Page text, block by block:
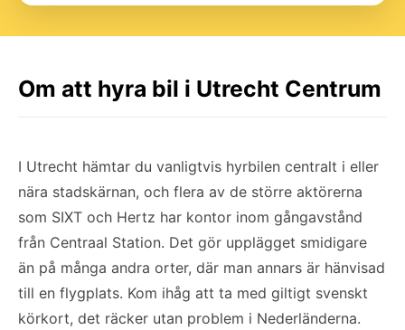
Om att hyra bil i Utrecht Centrum
I Utrecht hämtar du vanligtvis hyrbilen centralt i eller
nära stadskärnan, och flera av de större aktörerna
som SIXT och Hertz har kontor inom gångavstånd
från Centraal Station. Det gör upplägget smidigare
än på många andra orter, där man annars är hänvisad
till en flygplats. Kom ihåg att ta med giltigt svenskt
körkort, det räcker utan problem i Nederländerna.